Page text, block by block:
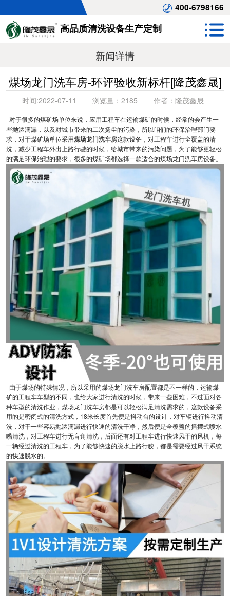
400-6798166
高品质清洗设备生产定制
新闻详情
煤场龙门洗车房-环评验收新标杆[隆茂鑫晟]
时间:2022-07-11 浏览量： 2185 作者： 隆茂鑫晟
对于很多的煤矿场单位来说，应用工程车在运输煤矿的时候，经常的会产生一
些抛洒滴漏，以及对城市带来的二次扬尘的污染，所以咱们的环保治理部门要
求，对于煤矿场单位采用煤场龙门洗车房这款设备，对工程车进行全覆盖的清
洗，减少工程车外出上路行驶的时候，给城市带来的污染问题，为了能够更轻松
的满足环保治理的要求，很多的煤矿场都选择一款适合的煤场龙门洗车房设备。
由于煤场的特殊情况，所以采用的煤场龙门洗车房配置都是不一样的，运输煤
矿的工程车车型的不同，也给大家进行清洗的时候，带来一些困难，不过面对各
种车型的清洗作业，煤场龙门洗车房都是可以轻松满足清洗需求的，这款设备采
用的是密闭式的清洗方式，18米长度首先便是抖动台的设计，对车辆进行抖动清
洗，对于一些容易抛洒滴漏进行快速的清洗干净，然后便是全覆盖的摇摆式喷水
嘴清洗，对工程车进行无盲角清洗，后面还有对工程车进行快速风干的风机，每
一辆经过清洗的工程车，为了能够快速的脱水上路行驶，都是需要经过风干系统
的快速脱水的。